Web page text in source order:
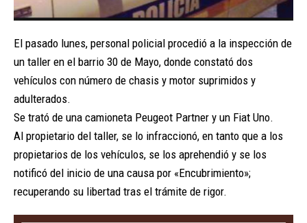
El pasado lunes, personal policial procedió a la inspección de
un taller en el barrio 30 de Mayo, donde constató dos
vehículos con número de chasis y motor suprimidos y
adulterados.
Se trató de una camioneta Peugeot Partner y un Fiat Uno.
Al propietario del taller, se lo infraccionó, en tanto que a los
propietarios de los vehículos, se los aprehendió y se los
notificó del inicio de una causa por «Encubrimiento»;
recuperando su libertad tras el trámite de rigor.